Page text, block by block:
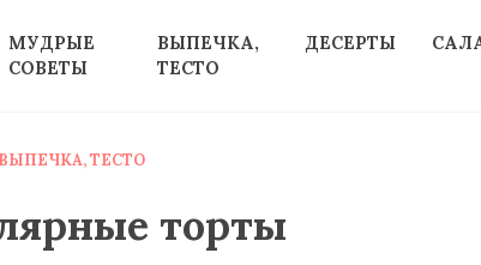
МУДРЫЕ
СОВЕТЫ
ВЫПЕЧКА,
ТЕСТО
ДЕСЕРТЫ
ВЫПЕЧКА, ТЕСТО
торты